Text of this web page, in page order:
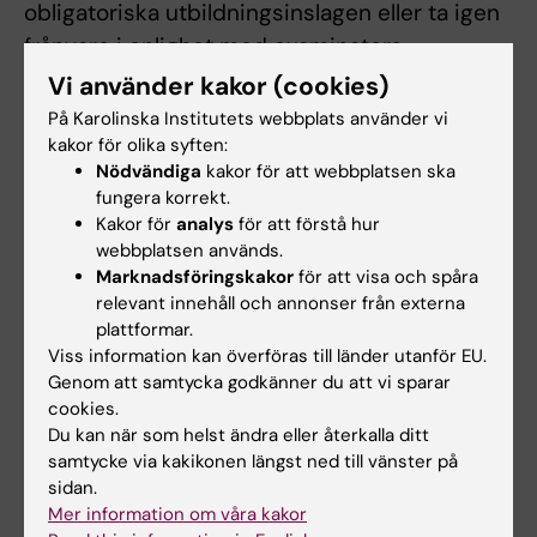
obligatoriska utbildningsinslagen eller ta igen
frånvaro i enlighet med examinators
anvisningar för att klara kursen. Frånvaro från
ett obligatoriskt utbildningsinslag kan
innebära att den studerande inte kan göra
detta utbildningsinslag förrän nästa gång
kursen ges.
Begränsning av antal prov- eller
praktiktillfällen
Student som ej är godkänd efter ordinarie
examinationstillfälle har rätt att delta vid
ytterligare fem examinationstillfällen. Om
studenten ej är godkänd efter fyra
provtillfällen uppmanas denna att uppsöka
studievägledaren. Om studenten genomfört
Vi använder kakor (cookies)
På Karolinska Institutets webbplats använder vi
kakor för olika syften:
Nödvändiga kakor för att webbplatsen ska
fungera korrekt.
Kakor för analys för att förstå hur
webbplatsen används.
Marknadsföringskakor för att visa och spåra
relevant innehåll och annonser från externa
plattformar.
Viss information kan överföras till länder utanför EU.
Genom att samtycka godkänner du att vi sparar
cookies.
Du kan när som helst ändra eller återkalla ditt
samtycke via kakikonen längst ned till vänster på
sidan.
Mer information om våra kakor